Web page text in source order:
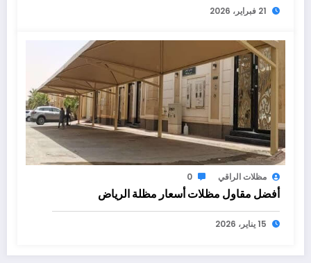
21 فبراير، 2026
مظلات الراقي 0
أفضل مقاول مظلات أسعار مظلة الرياض
15 يناير، 2026